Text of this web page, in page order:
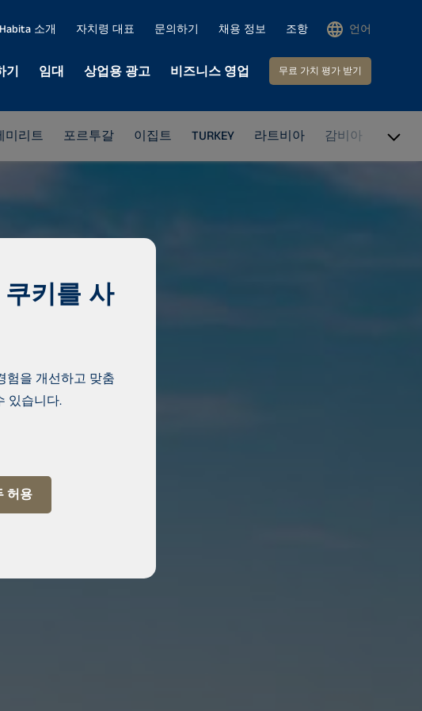
기 임대 상업용 광고 비즈니스 영업 무료 가치 평가 받기
Habita 소개 자치령 대표 문의하기 채용 정보 조항 언어
미리트 포르투갈 이집트 TURKEY 라트비아 감비아 그리스
키를 사
험을 개선하고 맞춤
있습니다.
허용